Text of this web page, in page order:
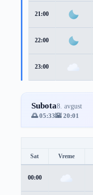
21:00
22:00
23:00
Subota8. avgust
🌅 05:33🌇 20:01
Sat Vreme
00:00